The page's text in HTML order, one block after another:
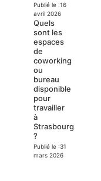
Publié le :16
avril 2026
Quels
sont les
espaces
de
coworking
ou
bureau
disponible
pour
travailler
à
Strasbourg
?
Publié le :31
mars 2026